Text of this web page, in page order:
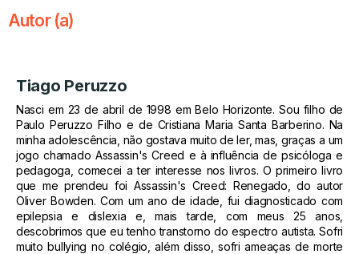
Autor (a)
Tiago Peruzzo
Nasci em 23 de abril de 1998 em Belo Horizonte. Sou filho de
Paulo Peruzzo Filho e de Cristiana Maria Santa Barberino. Na
minha adolescência, não gostava muito de ler, mas, graças a um
jogo chamado Assassin's Creed e à influência de psicóloga e
pedagoga, comecei a ter interesse nos livros. O primeiro livro
que me prendeu foi Assassin's Creed: Renegado, do autor
Oliver Bowden. Com um ano de idade, fui diagnosticado com
epilepsia e dislexia e, mais tarde, com meus 25 anos,
descobrimos que eu tenho transtorno do espectro autista. Sofri
muito bullying no colégio, além disso, sofri ameaças de morte